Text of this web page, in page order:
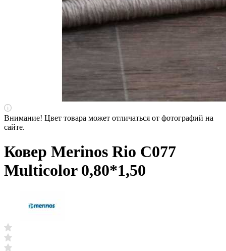
Внимание! Цвет товара может отличаться от фотографий на
сайте.
Ковер Merinos Rio C077
Multicolor 0,80*1,50